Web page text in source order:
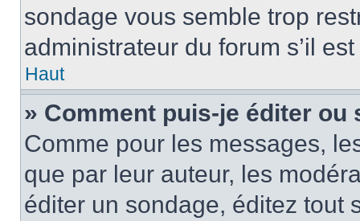
sondage vous semble trop
administrateur du forum s’il
Haut
» Comment puis-je éditer ou
Comme pour les messages,
que par leur auteur, les
éditer un sondage, éditez tout